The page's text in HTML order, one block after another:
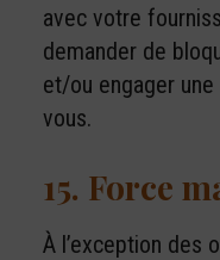
avec votre
demander de
et/ou engager
vous.
15. Force
À l’exception des